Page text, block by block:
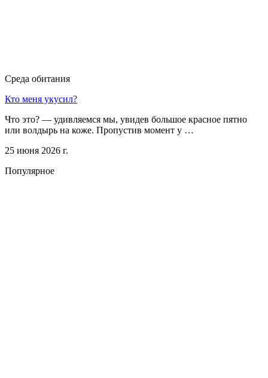
Среда обитания
Кто меня укусил?
Что это? — удивляемся мы, увидев большое красное пятно
или волдырь на коже. Пропустив момент у …
25 июня 2026 г.
Популярное